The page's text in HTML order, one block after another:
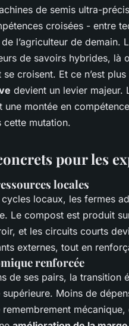
de semis ultra-
croisées - entre
l’agriculteur de demain.
de savoirs hybrides, là
croisent. Et ce n’est
devient un levier majeur.
une montée en
cette mutation.
pour les
locales
cycles locaux, les fermes
Le compost est produit
et les circuits courts
externes, tout en
renforcée
de ses pairs, la transition
Moins de